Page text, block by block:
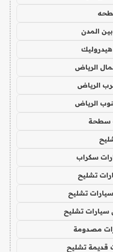
المدن
الرياض
الرياض
الرياض
سطحة
سكراب
تشليح
تشليح
سيارات تشليح
مصدومة
قديمة تشليح